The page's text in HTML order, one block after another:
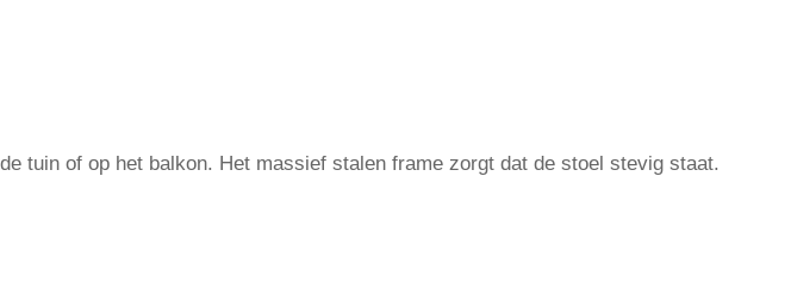
tuin of op het balkon. Het massief stalen frame zorgt dat de stoel stevig staat.